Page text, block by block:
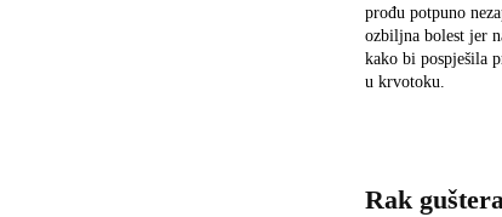
prođu potpuno
ozbiljna bolest jer
kako bi pospješila
u krvotoku.
Rak